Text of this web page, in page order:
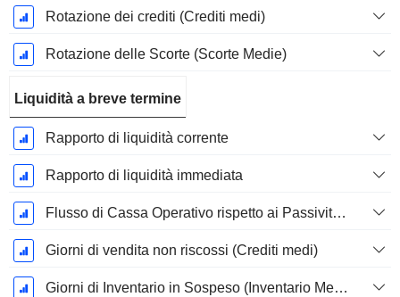
Rotazione dei crediti (Crediti medi)
Rotazione delle Scorte (Scorte Medie)
Liquidità a breve termine
Rapporto di liquidità corrente
Rapporto di liquidità immediata
Flusso di Cassa Operativo rispetto ai Passività Correnti
Giorni di vendita non riscossi (Crediti medi)
Giorni di Inventario in Sospeso (Inventario Medio)